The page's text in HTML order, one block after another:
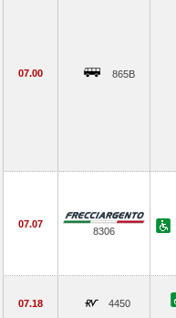
07.00 865B
07.07
8306
07.18 4450